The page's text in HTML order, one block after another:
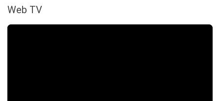
Web TV